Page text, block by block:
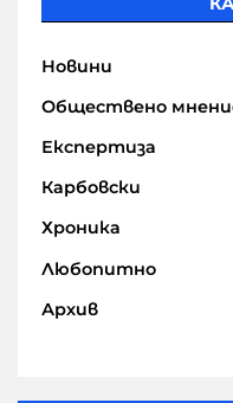
Новини
Обществено
Експертиза
Карбовски
Хроника
Любопитно
Архив